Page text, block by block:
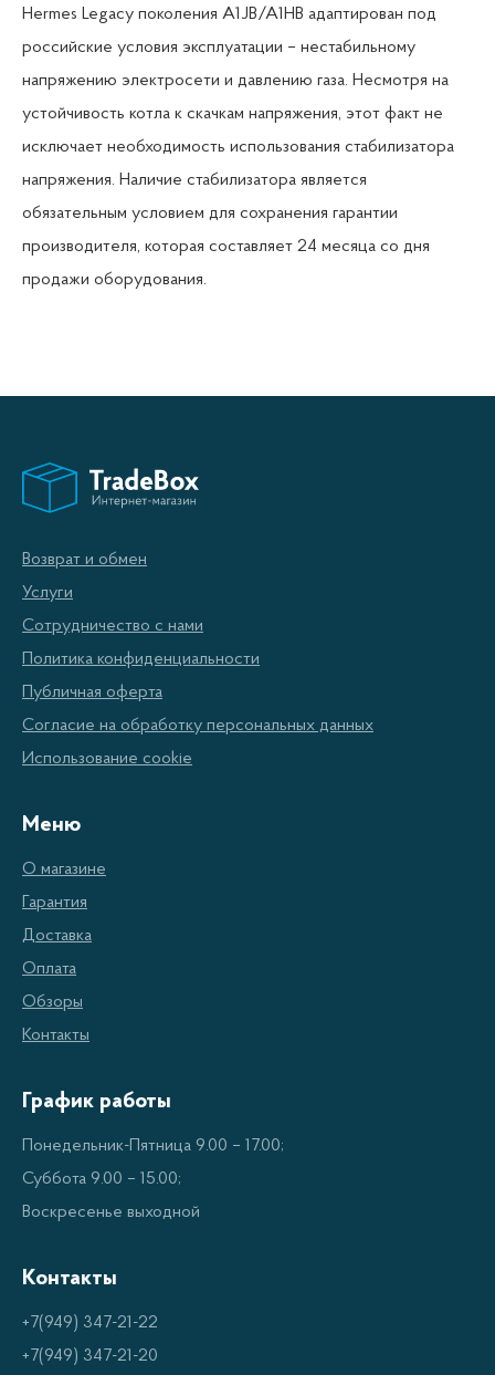
Hermes Legacy поколения A1JB/A1HB адаптирован под
российские условия эксплуатации – нестабильному
напряжению электросети и давлению газа. Несмотря на
устойчивость котла к скачкам напряжения, этот факт не
исключает необходимость использования стабилизатора
напряжения. Наличие стабилизатора является
обязательным условием для сохранения гарантии
производителя, которая составляет 24 месяца со дня
продажи оборудования.
Возврат и обмен
Услуги
Сотрудничество с нами
Политика конфиденциальности
Публичная оферта
Согласие на обработку персональных данных
Использование cookie
Меню
О магазине
Гарантия
Доставка
Оплата
Обзоры
Контакты
График работы
Понедельник-Пятница 9.00 – 17.00;
Суббота 9.00 – 15.00;
Воскресенье выходной
Контакты
+7(949) 347-21-22
+7(949) 347-21-20